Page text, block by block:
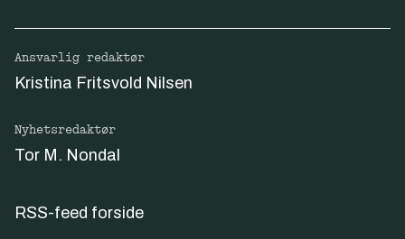
Ansvarlig redaktør
Kristina Fritsvold Nilsen
Nyhetsredaktør
Tor M. Nondal
RSS-feed forside